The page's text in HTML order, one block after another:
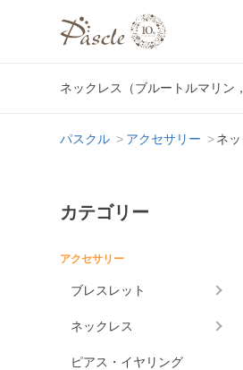
ネックレス（ブルートルマリン
パスクル アクセサリー ネ
カテゴリー
アクセサリー
ブレスレット
ネックレス
ピアス・イヤリング